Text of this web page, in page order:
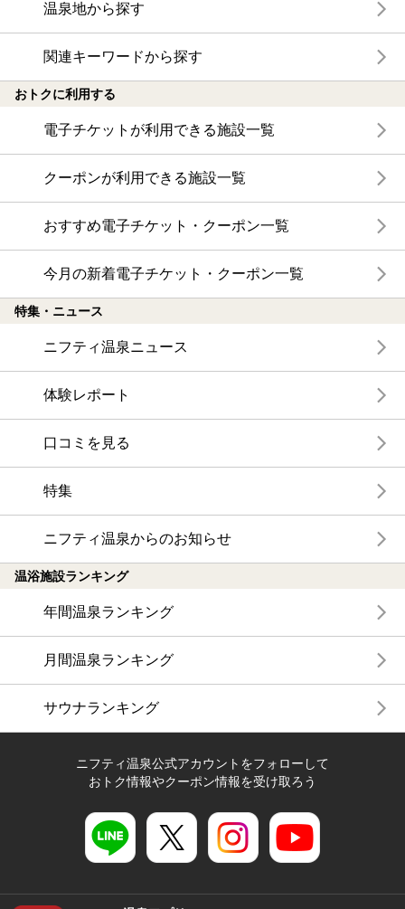
温泉地から探す
関連キーワードから探す
おトクに利用する
電子チケットが利用できる施設一覧
クーポンが利用できる施設一覧
おすすめ電子チケット・クーポン一覧
今月の新着電子チケット・クーポン一覧
特集・ニュース
ニフティ温泉ニュース
体験レポート
口コミを見る
特集
ニフティ温泉からのお知らせ
温浴施設ランキング
年間温泉ランキング
月間温泉ランキング
サウナランキング
ニフティ温泉公式アカウントをフォローして
おトク情報やクーポン情報を受け取ろう